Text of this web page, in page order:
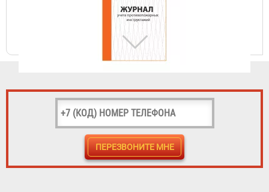
Чехол для огнетушителя ЧП-ОУ-10
554 ₽